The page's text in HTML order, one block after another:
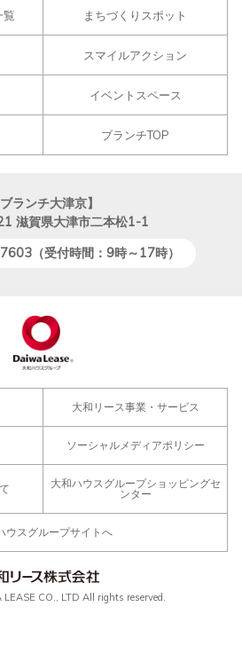
覧 まちづくりスポット
スマイルアクション
イベントスペース
ブランチTOP
ブランチ大津京】
滋賀県大津市二本松1-1
（受付時間：9時～17時）
大和リース事業・サービス
ソーシャルメディアポリシー
大和ハウスグループショッピングセ
ンター
ウスグループサイトへ
CO., LTD All rights reserved.